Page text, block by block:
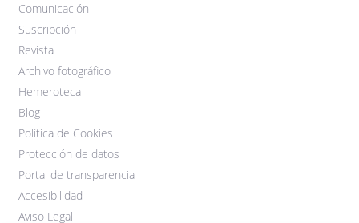
Comunicación
Suscripción
Revista
Archivo fotográfico
Hemeroteca
Blog
Política de Cookies
Protección de datos
Portal de transparencia
Accesibilidad
Aviso Legal